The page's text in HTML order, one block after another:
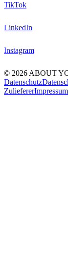
TikTok
LinkedIn
Instagram
© 2026 ABOUT
Datenschutz
ZuliefererImpressum